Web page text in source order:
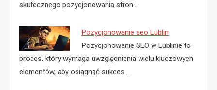
skutecznego pozycjonowania stron…
Pozycjonowanie seo Lublin
Pozycjonowanie SEO w Lublinie to
proces, który wymaga uwzględnienia wielu kluczowych
elementów, aby osiągnąć sukces…